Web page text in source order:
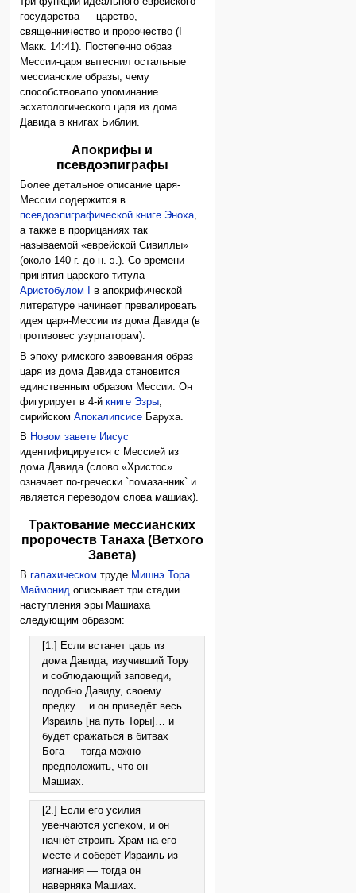
государства — царство,
священничество и пророчество (I
Макк. 14:41). Постепенно образ
Мессии-царя вытеснил остальные
мессианские образы, чему
способствовало упоминание
эсхатологического царя из дома
Давида в книгах Библии.
Апокрифы и
псевдоэпиграфы
Более детальное описание царя-
Мессии содержится в
псевдоэпиграфической книге Эноха,
а также в прорицаниях так
называемой «еврейской Сивиллы»
(около 140 г. до н. э.). Со времени
принятия царского титула
Аристобулом I
в апокрифической
литературе начинает превалировать
идея царя-Мессии из дома Давида (в
противовес узурпаторам).
В эпоху римского завоевания образ
царя из дома Давида становится
единственным образом Мессии. Он
фигурирует в 4-йкниге Эзры
сирийскомАпокалипсисе Баруха.
В Новом завете Иисус
идентифицируется с Мессией из
дома Давида (слово «Христос»
означает по-гречески `помазанник` и
является переводом слова машиах).
Трактование мессианских
пророчеств Танаха (Ветхого
Завета)
Вгалахическом труде Мишнэ Тора
Маймонид описывает три стадии
наступления эры Машиаха
следующим образом:
[1.] Если встанет царь из
дома Давида, изучивший Тору
и соблюдающий заповеди,
подобно Давиду, своему
предку… и он приведёт весь
Израиль [на путь Торы]… и
будет сражаться в битвах
Бога — тогда можно
предположить, что он
Машиах.
[2.] Если его усилия
увенчаются успехом, и он
начнёт строить Храм на его
месте и соберёт Израиль из
изгнания — тогда он
наверняка Машиах.